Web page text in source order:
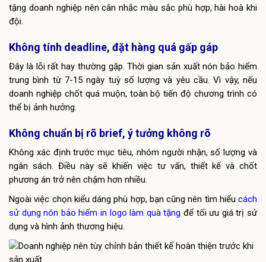
tặng doanh nghiệp nên cân nhắc màu sắc phù hợp, hài hoà khi
đội.
Không tính deadline, đặt hàng quá gấp gáp
Đây là lỗi rất hay thường gặp. Thời gian sản xuất nón bảo hiểm
trung bình từ 7-15 ngày tuỳ số lượng và yêu cầu. Vì vậy, nếu
doanh nghiệp chốt quá muộn, toàn bộ tiến độ chương trình có
thể bị ảnh hưởng.
Không chuẩn bị rõ brief, ý tưởng không rõ
Không xác định trước mục tiêu, nhóm người nhận, số lượng và
ngân sách. Điều này sẽ khiến việc tư vấn, thiết kế và chốt
phương án trở nên chậm hơn nhiều.
Ngoài việc chọn kiểu dáng phù hợp, bạn cũng nên tìm hiểu cách
sử dụng nón bảo hiểm in logo làm quà tặng để tối ưu giá trị sử
dụng và hình ảnh thương hiệu.